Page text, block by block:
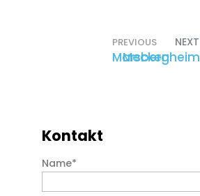
PREVIOUS
Marsberg
NEXT
Meckenheim
Kontakt
Name*